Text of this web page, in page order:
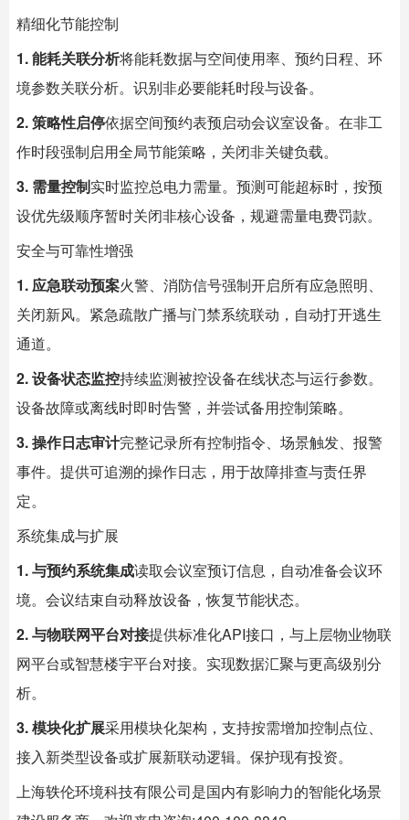
精细化节能控制
1. 能耗关联分析将能耗数据与空间使用率、预约日程、环
境参数关联分析。识别非必要能耗时段与设备。
2. 策略性启停依据空间预约表预启动会议室设备。在非工
作时段强制启用全局节能策略，关闭非关键负载。
3. 需量控制实时监控总电力需量。预测可能超标时，按预
设优先级顺序暂时关闭非核心设备，规避需量电费罚款。
安全与可靠性增强
1. 应急联动预案火警、消防信号强制开启所有应急照明、
关闭新风。紧急疏散广播与门禁系统联动，自动打开逃生
通道。
2. 设备状态监控持续监测被控设备在线状态与运行参数。
设备故障或离线时即时告警，并尝试备用控制策略。
3. 操作日志审计完整记录所有控制指令、场景触发、报警
事件。提供可追溯的操作日志，用于故障排查与责任界
定。
系统集成与扩展
1. 与预约系统集成读取会议室预订信息，自动准备会议环
境。会议结束自动释放设备，恢复节能状态。
2. 与物联网平台对接提供标准化API接口，与上层物业物联
网平台或智慧楼宇平台对接。实现数据汇聚与更高级别分
析。
3. 模块化扩展采用模块化架构，支持按需增加控制点位、
接入新类型设备或扩展新联动逻辑。保护现有投资。
上海轶伦环境科技有限公司是国内有影响力的智能化场景